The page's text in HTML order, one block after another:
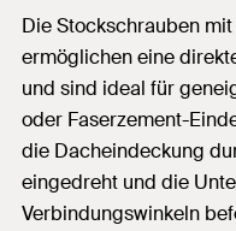
Die Stockschrauben
ermöglichen eine
und sind ideal für
oder Faserzement-
die Dacheindeckung
eingedreht und die
Verbindungswinkeln